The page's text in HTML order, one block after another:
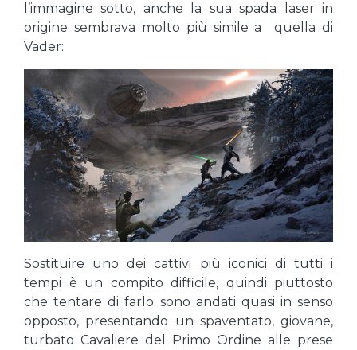
l’immagine sotto, anche la sua spada laser in
origine sembrava molto più simile a quella di
Vader:
Sostituire uno dei cattivi più iconici di tutti i
tempi è un compito difficile, quindi piuttosto
che tentare di farlo sono andati quasi in senso
opposto, presentando un spaventato, giovane,
turbato Cavaliere del Primo Ordine alle prese